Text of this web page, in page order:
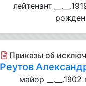
лейтенант
Приказы об
Реутов
майор